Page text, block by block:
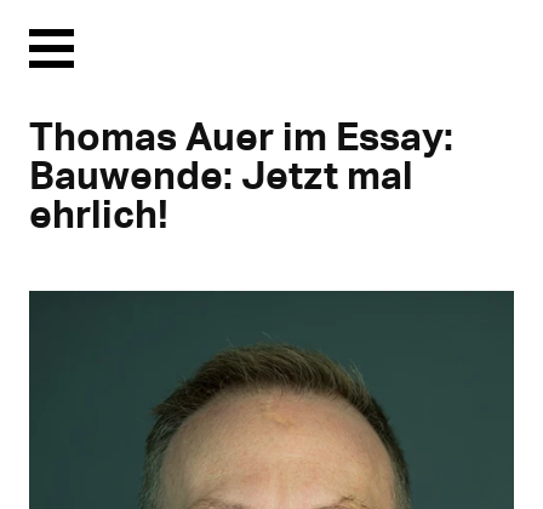
Menu
Thomas Auer im Essay:
Bauwende: Jetzt mal
ehrlich!